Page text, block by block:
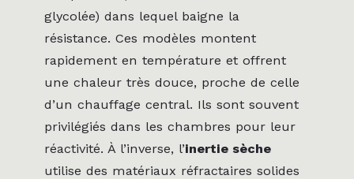
glycolée) dans lequel baigne la
résistance. Ces modèles montent
rapidement en température et offrent
une chaleur très douce, proche de celle
d’un chauffage central. Ils sont souvent
privilégiés dans les chambres pour leur
réactivité. À l’inverse, l’inertie sèche
utilise des matériaux réfractaires solides